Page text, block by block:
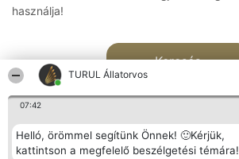
TURUL Állatorvos
07:42
Helló, örömmel segítünk Önnek! 🙂Kérjük,
kattintson a megfelelő beszélgetési
használja!
Keresés